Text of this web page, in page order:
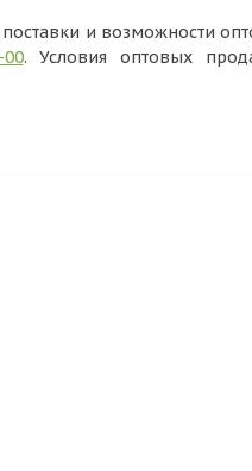
и возможности
. Условия оптовых